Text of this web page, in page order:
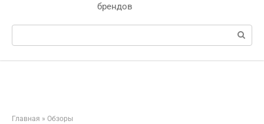
брендов
Поиск:
Главная » Обзоры